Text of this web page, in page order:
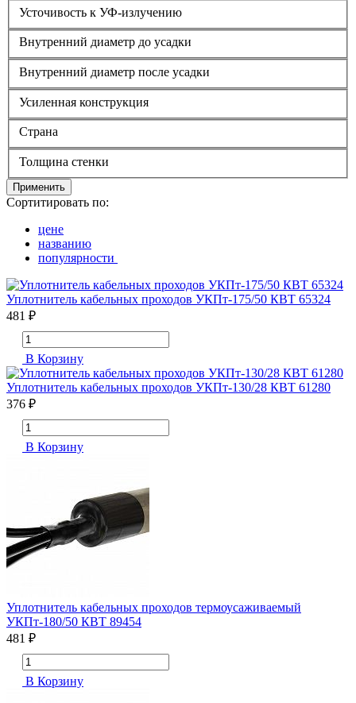
Усточивость к УФ-излучению
Внутренний диаметр до усадки
Внутренний диаметр после усадки
Усиленная конструкция
Страна
Толщина стенки
Применить
Сортитировать по:
цене
названию
популярности
Уплотнитель кабельных проходов УКПт-175/50 КВТ 65324
481 ₽
В Корзину
Уплотнитель кабельных проходов УКПт-130/28 КВТ 61280
376 ₽
В Корзину
Уплотнитель кабельных проходов термоусаживаемый
УКПт-180/50 КВТ 89454
481 ₽
В Корзину